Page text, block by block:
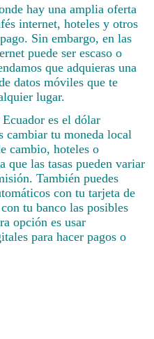
hay una amplia oferta
internet, hoteles y otros
Sin embargo, en las
puede ser escaso o
que adquieras una
datos móviles que te
lugar.
es el dólar
cambiar tu moneda local
cambio, hoteles o
que las tasas pueden variar
También puedes
con tu tarjeta de
tu banco las posibles
opción es usar
para hacer pagos o